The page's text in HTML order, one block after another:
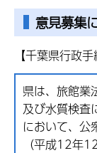
意見募集
【千葉県行政
県は、旅館業
及び水質検査
において、公
（平成12年